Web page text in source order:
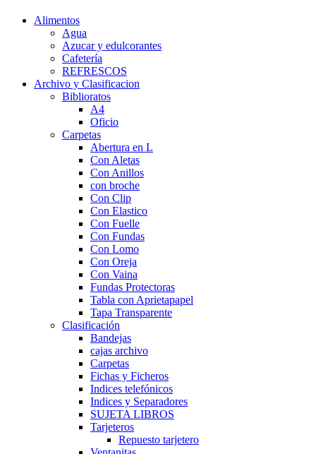
Alimentos
Agua
Azucar y edulcorantes
Cafetería
REFRESCOS
Archivo y Clasificacion
Biblioratos
A4
Oficio
Carpetas
Abertura en L
Con Aletas
Con Anillos
con broche
Con Clip
Con Elastico
Con Fuelle
Con Fundas
Con Lomo
Con Oreja
Con Vaina
Fundas Protectoras
Tabla con Aprietapapel
Tapa Transparente
Clasificación
Bandejas
cajas archivo
Carpetas
Fichas y Ficheros
Indices telefónicos
Indices y Separadores
SUJETA LIBROS
Tarjeteros
Repuesto tarjetero